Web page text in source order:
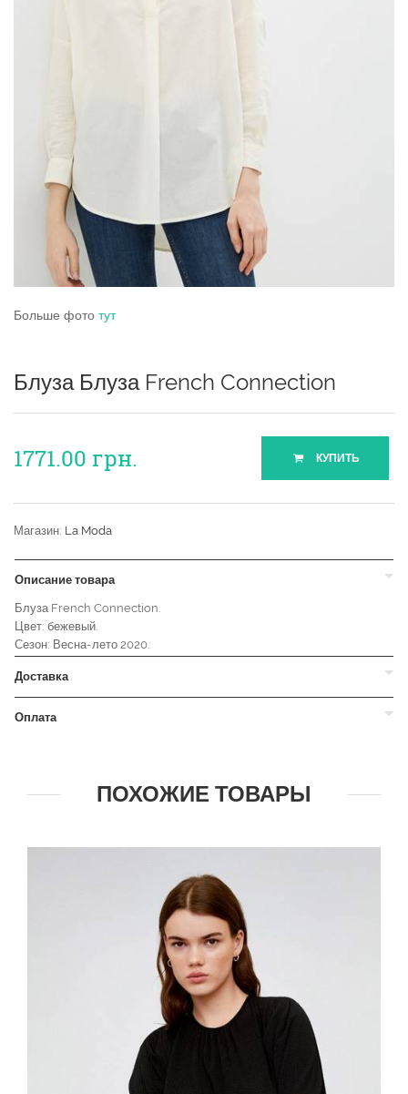
Больше фото тут
Блуза Блуза French Connection
1771.00 грн. КУПИТЬ
Магазин: La Moda
Описание товара
Блуза French Connection.
Цвет: бежевый.
Сезон: Весна-лето 2020.
Доставка
Оплата
ПОХОЖИЕ ТОВАРЫ